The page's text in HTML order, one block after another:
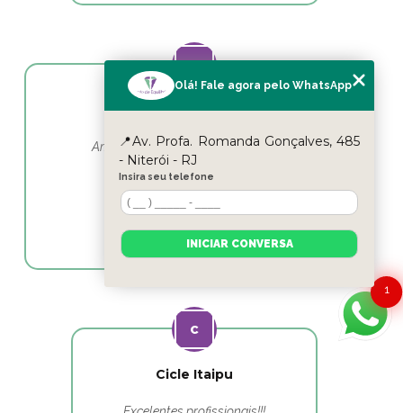
Yasmin Moura
Amo esse lugar e as profissionais em
fisioterapia as melhores
Cicle Itaipu
1
Olá! Fale agora pelo WhatsApp
📍Av. Profa. Romanda Gonçalves, 485
- Niterói - RJ
Insira seu telefone
INICIAR CONVERSA